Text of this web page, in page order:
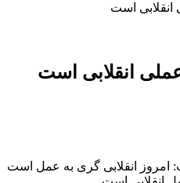
است
انقلابی است
امروز انقلابی گری به عمل است